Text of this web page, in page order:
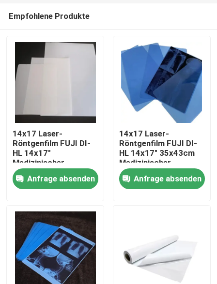
Startseite
Produkte
Über uns
Fabrik Tour
Qualitätskontrolle
Empfohlene Produkte
14x17 Laser-
Röntgenfilm FUJI DI-
HL 14x17"
Medizinischer
Laserfilm Fuji
Trockenfilm
Anfrage absenden
14x17 Laser-
Röntgenfilm FUJI DI-
HL 14x17" 35x43cm
Medizinischer
Laserfilm Fuji
Trockenfilm
Anfrage absenden